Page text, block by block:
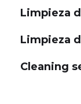
Limpieza
Limpieza
Cleaning